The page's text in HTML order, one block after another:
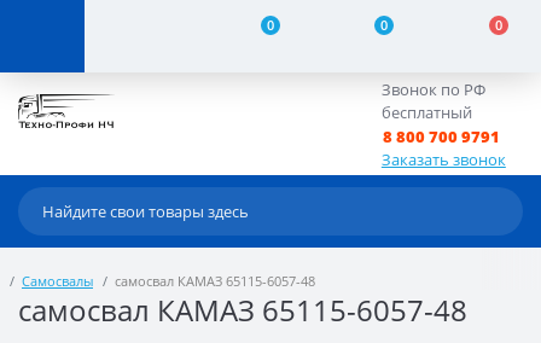
0 0 0
Звонок по РФ
бесплатный
8 800 700 9791
Заказать звонок
Самосвалы самосвал КАМАЗ 65115-6057-48
самосвал КАМАЗ 65115-6057-48